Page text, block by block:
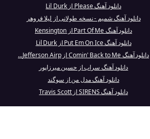
دانلود آهنگ Please از Lil Durk
دانلود آهنگ شمیم - نسخه طولانی از لیلا فروهر
دانلود آهنگ Part Of Me از Kensington
دانلود آهنگ Put Em On Ice از Lil Durk
دانلود آهنگ Comin' Back to Me از Jefferson Airp...
دانلود آهنگ سراب از حسین میرزاپور
دانلود آهنگ مدل من از سوگند
دانلود آهنگ SIRENS از Travis Scott